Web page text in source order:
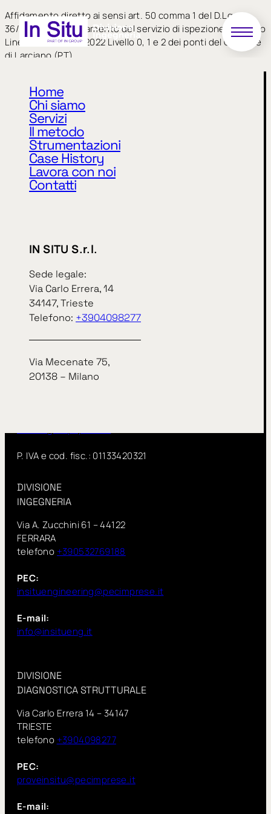
Home
Chi siamo
Servizi
Il metodo
Strumentazioni
Case History
Lavora con noi
Contatti
IN SITU S.r.l.
Sede legale:
Via Carlo Errera, 14
34147, Trieste
Telefono: +3904098277
Via Mecenate 75,
20138 – Milano
Affidamento diretto ai sensi art. 50 comma 1 del D.Lgs.
36/2023, per l’affidamento del servizio di ispezione secondo
Linee Guida MIMS 2022 Livello 0, 1 e 2 dei ponti del Comune
di Larciano (PT)
Privacy Policy Cookie Policy
IN SITU S.r.l.
Sede legale:
Via Carlo Errera, 14
34147, Trieste
Via Mecenate 75,
P. IVA e cod. fisc.: 01133420321
DIVISIONE
INGEGNERIA
Via A. Zucchini 61 – 44122
FERRARA
telefono +390532769188
PEC:
insituengineering@pecimprese.it
E-mail:
info@insitueng.it
DIVISIONE
DIAGNOSTICA STRUTTURALE
Via Carlo Errera 14 – 34147
TRIESTE
telefono +3904098277
PEC:
proveinsitu@pecimprese.it
E-mail: